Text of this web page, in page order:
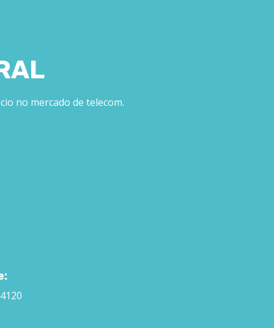
no mercado de telecom.